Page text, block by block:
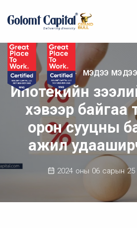
МЭДЭЭ
Ипотекийн
хэвээр байгаа
орон сууцны
ажил
2024 оны 06 сарын 25